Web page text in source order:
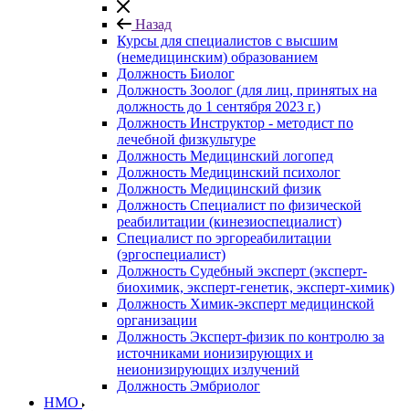
Назад
Курсы для специалистов с высшим
(немедицинским) образованием
Должность Биолог
Должность Зоолог (для лиц, принятых на
должность до 1 сентября 2023 г.)
Должность Инструктор - методист по
лечебной физкультуре
Должность Медицинский логопед
Должность Медицинский психолог
Должность Медицинский физик
Должность Специалист по физической
реабилитации (кинезиоспециалист)
Специалист по эргореабилитации
(эргоспециалист)
Должность Судебный эксперт (эксперт-
биохимик, эксперт-генетик, эксперт-химик)
Должность Химик-эксперт медицинской
организации
Должность Эксперт-физик по контролю за
источниками ионизирующих и
неионизирующих излучений
Должность Эмбриолог
НМО